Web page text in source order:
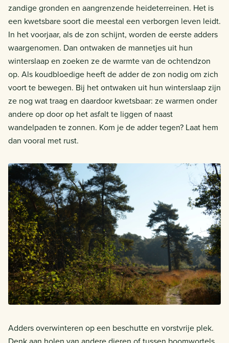
zandige gronden en aangrenzende heideterreinen. Het is
een kwetsbare soort die meestal een verborgen leven leidt.
In het voorjaar, als de zon schijnt, worden de eerste adders
waargenomen. Dan ontwaken de mannetjes uit hun
winterslaap en zoeken ze de warmte van de ochtendzon
op. Als koudbloedige heeft de adder de zon nodig om zich
voort te bewegen. Bij het ontwaken uit hun winterslaap zijn
ze nog wat traag en daardoor kwetsbaar: ze warmen onder
andere op door op het asfalt te liggen of naast
wandelpaden te zonnen. Kom je de adder tegen? Laat hem
dan vooral met rust.
Adders overwinteren op een beschutte en vorstvrije plek.